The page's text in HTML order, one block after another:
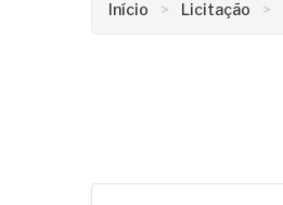
Início Licitação